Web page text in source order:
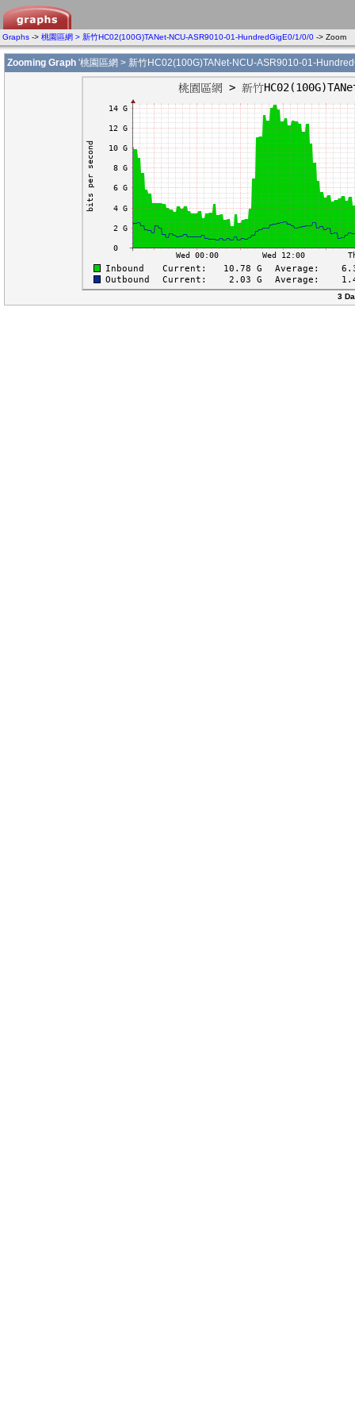
Graphs -> 桃園區網 > 新竹HC02(100G)TANet-NCU-ASR9010-01-HundredGigE0/1/0/0 -> Zoom
Zooming Graph '桃園區網 > 新竹HC02(100G)TANet-NCU-ASR9010-01-
3